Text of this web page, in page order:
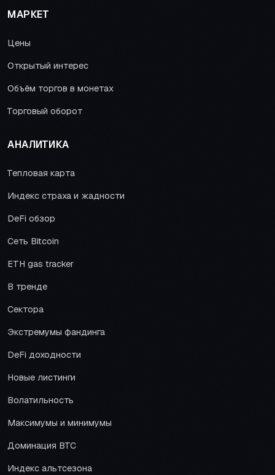
МАРКЕТ
Цены
Открытый интерес
Объём торгов в монетах
Торговый оборот
АНАЛИТИКА
Тепловая карта
Индекс страха и жадности
DeFi обзор
Сеть Bitcoin
ETH gas tracker
В тренде
Сектора
Экстремумы фандинга
DeFi доходности
Новые листинги
Волатильность
Максимумы и минимумы
Доминация BTC
Индекс альтсезона